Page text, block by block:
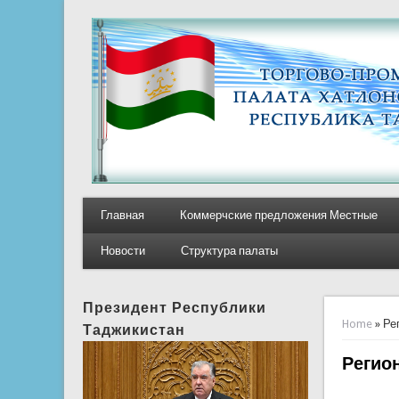
Главная Коммерчские предложения Местные
Новости Структура палаты
You
Home »
Президент Республики
Таджикистан